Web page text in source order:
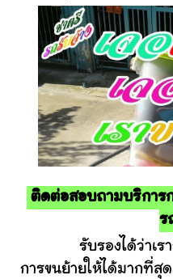
ติดต่อสอบถามบริการ
ร
รับรองได้ว่าเราจ
การขนย้ายให้ได้มากที่